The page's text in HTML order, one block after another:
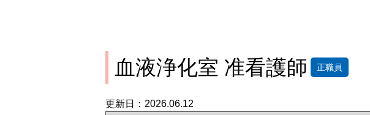
血液浄化室 准看護師 正職員
更新日：2026.06.12